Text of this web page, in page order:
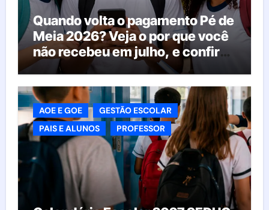
Quando volta o pagamento Pé de
Meia 2026? Veja o por que você
não recebeu em julho, e confira
o calendário oficial
AOE E GOE
GESTÃO ESCOLAR
PAIS E ALUNOS
PROFESSOR